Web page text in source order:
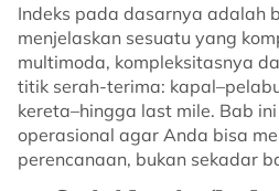
Indeks pada dasarnya adalah
menjelaskan sesuatu yang
multimoda, kompleksitasnya
titik serah-terima:
kereta–hingga last mile. Bab
operasional agar Anda bisa
perencanaan, bukan sekadar